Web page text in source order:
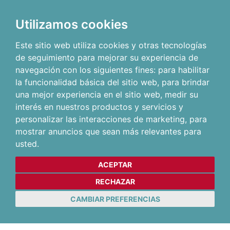
Utilizamos cookies
Este sitio web utiliza cookies y otras tecnologías
de seguimiento para mejorar su experiencia de
navegación con los siguientes fines: para habilitar
la funcionalidad básica del sitio web, para brindar
una mejor experiencia en el sitio web, medir su
interés en nuestros productos y servicios y
personalizar las interacciones de marketing, para
mostrar anuncios que sean más relevantes para
usted.
ACEPTAR
RECHAZAR
CAMBIAR PREFERENCIAS